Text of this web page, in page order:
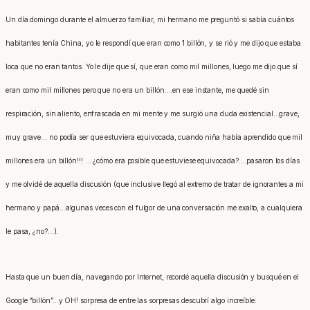
Un día domingo durante el almuerzo familiar, mi hermano me preguntó si sabía cuántos
habitantes tenía China, yo le respondí que eran como 1 billón, y se rió y me dijo que estaba
loca que no eran tantos. Yo le dije que sí, que eran como mil millones, luego me dijo que sí
eran como mil millones pero que no era un billón….en ese instante, me quedé sin
respiración, sin aliento, enfrascada en mi mente y me surgió una duda existencial…grave,
muy grave… no podía ser que estuviera equivocada, cuando niña había aprendido que mil
millones era un billón!!! … ¿cómo era posible que estuviese equivocada?….pasaron los días
y me olvidé de aquella discusión (que inclusive llegó al extremo de tratar de ignorantes a mi
hermano y papá…algunas veces con el fulgor de una conversación me exalto, a cualquiera
le pasa, ¿no?…).
Hasta que un buen día, navegando por Internet, recordé aquella discusión y busqué en el
Google “billón”…y OH! sorpresa de entre las sorpresas descubrí algo increíble: